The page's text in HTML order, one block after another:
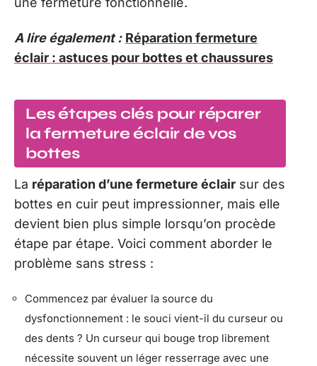
A lire également : Réparation fermeture
éclair : astuces pour bottes et chaussures
Les étapes clés pour réparer
la fermeture éclair de vos
bottes
La réparation d’une fermeture éclair sur des
bottes en cuir peut impressionner, mais elle
devient bien plus simple lorsqu’on procède
étape par étape. Voici comment aborder le
problème sans stress :
Commencez par évaluer la source du
dysfonctionnement : le souci vient-il du curseur ou
des dents ? Un curseur qui bouge trop librement
nécessite souvent un léger resserrage avec une